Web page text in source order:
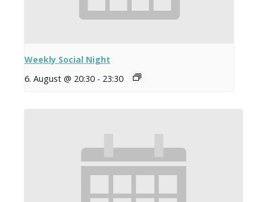
Weekly Social Night
6. August @ 20:30 - 23:30